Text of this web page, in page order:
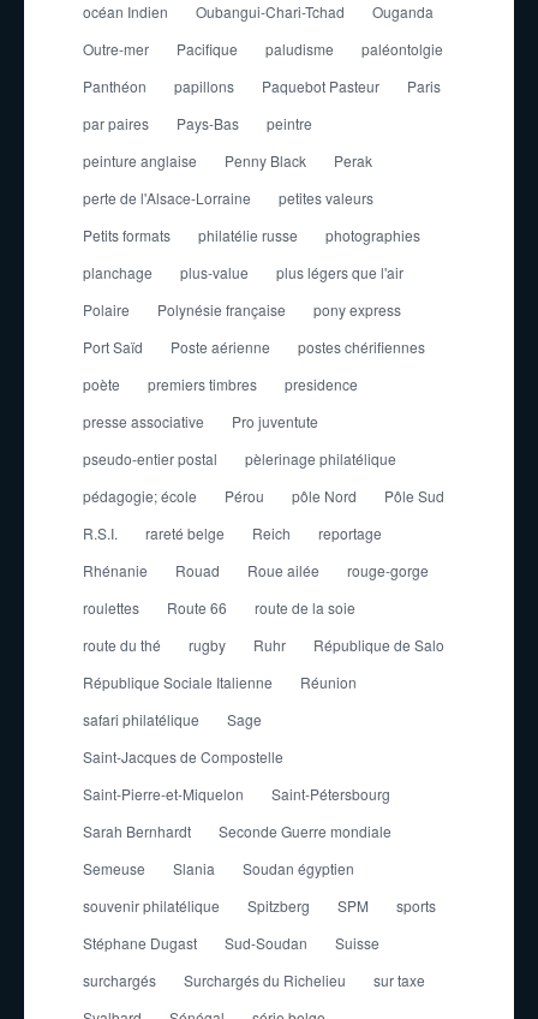
océan Indien Oubangui-Chari-Tchad
Ouganda
Outre-mer
Pacifique paludisme
paléontolgie
Panthéon
papillons Paquebot Pasteur
Paris
par paires
Pays-Bas
peintre
peinture anglaise
Penny Black
Perak
perte de l'Alsace-Lorraine
petites valeurs
Petits formats
philatélie russe
photographies
planchage
plus-value
plus légers que l'air
Polaire
Polynésie française
pony express
Port Saïd
Poste aérienne
postes chérifiennes
poète
premiers timbres
presidence
presse associative
Pro juventute
pseudo-entier postal
pèlerinage philatélique
pédagogie; école
Pérou pôle Nord
Pôle Sud
R.S.I.
rareté belge Reich
reportage
Rhénanie
Rouad Roue ailée
rouge-gorge
roulettes
Route 66
route de la soie
route du thé
rugby Ruhr
République de Salo
République Sociale Italienne
Réunion
safari philatélique
Sage
Saint-Jacques de Compostelle
Saint-Pierre-et-Miquelon
Saint-Pétersbourg
Sarah Bernhardt
Seconde Guerre mondiale
Semeuse
Slania
Soudan égyptien
souvenir philatélique
Spitzberg SPM
sports
Stéphane Dugast
Sud-Soudan
Suisse
surchargés
Surchargés du Richelieu
sur taxe